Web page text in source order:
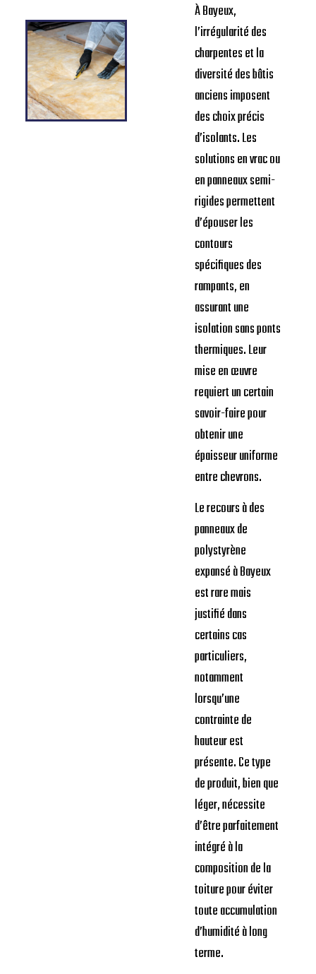
À Bayeux,
l’irrégularité des
charpentes et la
diversité des bâtis
anciens imposent
des choix précis
d’isolants. Les
solutions en vrac ou
en panneaux semi-
rigides permettent
d’épouser les
contours
spécifiques des
rampants, en
assurant une
isolation sans ponts
thermiques. Leur
mise en œuvre
requiert un certain
savoir-faire pour
obtenir une
épaisseur uniforme
entre chevrons.
Le recours à des
panneaux de
polystyrène
expansé à Bayeux
est rare mais
justifié dans
certains cas
particuliers,
notamment
lorsqu’une
contrainte de
hauteur est
présente. Ce type
de produit, bien que
léger, nécessite
d’être parfaitement
intégré à la
composition de la
toiture pour éviter
toute accumulation
d’humidité à long
terme.